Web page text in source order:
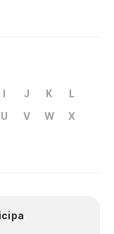
I J K
L
U V W
X